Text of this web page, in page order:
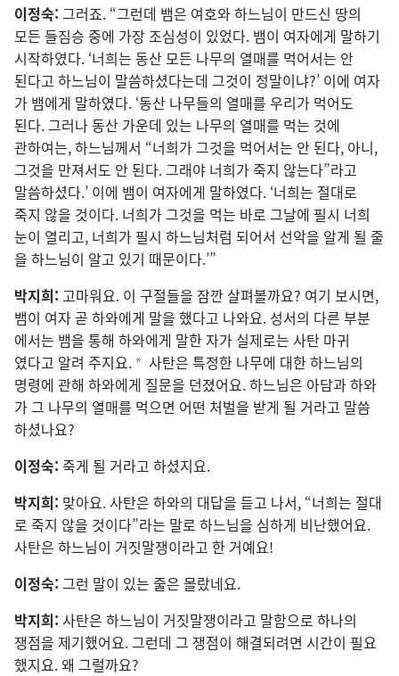
이정숙: 그러죠. “그런데 뱀은 여호와 하느님이 만드신 땅의
모든 들짐승 중에 가장 조심성이 있었다. 뱀이 여자에게 말하기
시작하였다. ‘너희는 동산 모든 나무의 열매를 먹어서는 안
된다고 하느님이 말씀하셨다는데 그것이 정말이냐?’ 이에 여자
가 뱀에게 말하였다. ‘동산 나무들의 열매를 우리가 먹어도
된다. 그러나 동산 가운데 있는 나무의 열매를 먹는 것에
관하여는, 하느님께서 “너희가 그것을 먹어서는 안 된다, 아니,
그것을 만져서도 안 된다. 그래야 너희가 죽지 않는다”라고
말씀하셨다.’ 이에 뱀이 여자에게 말하였다. ‘너희는 절대로
죽지 않을 것이다. 너희가 그것을 먹는 바로 그날에 필시 너희
눈이 열리고, 너희가 필시 하느님처럼 되어서 선악을 알게 될 줄
을 하느님이 알고 있기 때문이다.’”
박지희: 고마워요. 이 구절들을 잠깐 살펴볼까요? 여기 보시면,
뱀이 여자 곧 하와에게 말을 했다고 나와요. 성서의 다른 부분
에서는 뱀을 통해 하와에게 말한 자가 실제로는 사탄 마귀
였다고 알려 주지요. * 사탄은 특정한 나무에 대한 하느님의
명령에 관해 하와에게 질문을 던졌어요. 하느님은 아담과 하와
가 그 나무의 열매를 먹으면 어떤 처벌을 받게 될 거라고 말씀
하셨나요?
이정숙: 죽게 될 거라고 하셨지요.
박지희: 맞아요. 사탄은 하와의 대답을 듣고 나서, “너희는 절대
로 죽지 않을 것이다”라는 말로 하느님을 심하게 비난했어요.
사탄은 하느님이 거짓말쟁이라고 한 거예요!
이정숙: 그런 말이 있는 줄은 몰랐네요.
박지희: 사탄은 하느님이 거짓말쟁이라고 말함으로 하나의
쟁점을 제기했어요. 그런데 그 쟁점이 해결되려면 시간이 필요
했지요. 왜 그럴까요?